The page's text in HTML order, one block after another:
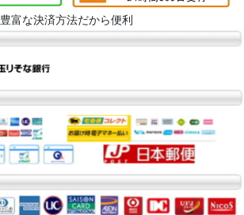
豊富な決済方法だから便利